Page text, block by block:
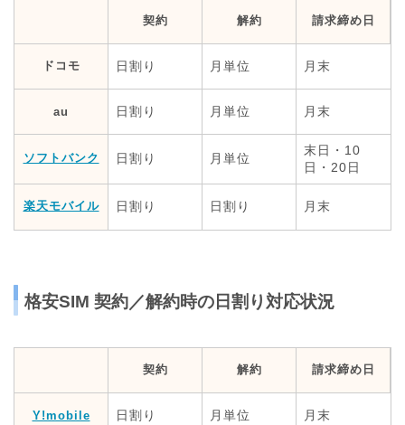
契約 解約 請求締め日
ドコモ 日割り 月単位 月末
au 日割り 月単位 月末
ソフトバンク 日割り 月単位
末日・10
日・20日
楽天モバイル 日割り 日割り 月末
格安SIM 契約／解約時の日割り対応状況
契約 解約 請求締め日
Y!mobile 日割り 月単位 月末